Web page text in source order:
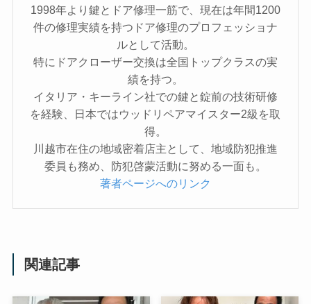
1998年より鍵とドア修理一筋で、現在は年間1200
件の修理実績を持つドア修理のプロフェッショナ
ルとして活動。
特にドアクローザー交換は全国トップクラスの実
績を持つ。
イタリア・キーライン社での鍵と錠前の技術研修
を経験、日本ではウッドリペアマイスター2級を取
得。
川越市在住の地域密着店主として、地域防犯推進
委員も務め、防犯啓蒙活動に努める一面も。
著者ページへのリンク
関連記事